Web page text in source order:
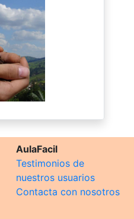
AulaFacil
Testimonios de
nuestros usuarios
Contacta con nosotros